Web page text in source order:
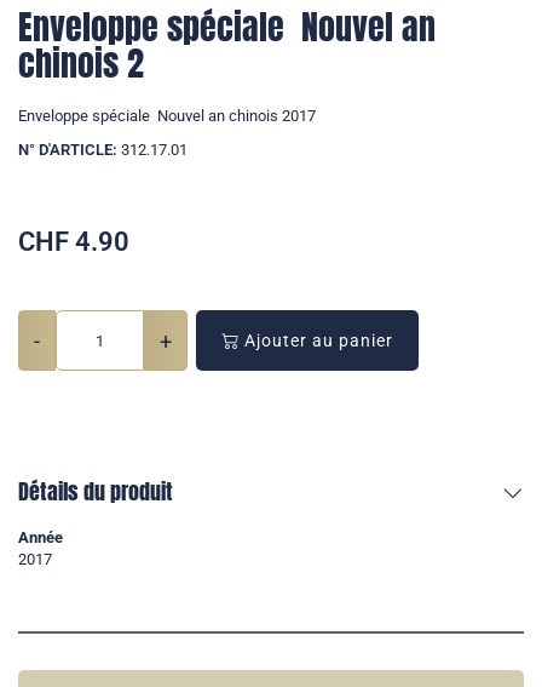
Enveloppe spéciale  Nouvel an
chinois 2
Enveloppe spéciale  Nouvel an chinois 2017
N° D'ARTICLE: 312.17.01
CHF 4.90
- + Ajouter au panier
Détails du produit
Année
2017